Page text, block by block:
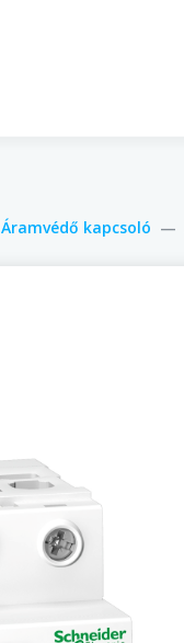
Áramvédő kapcsoló